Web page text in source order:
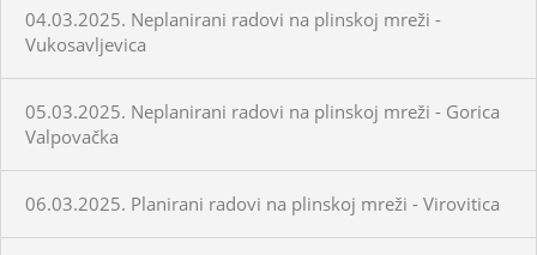
04.03.2025. Neplanirani radovi na plinskoj mreži -
Vukosavljevica
05.03.2025. Neplanirani radovi na plinskoj mreži - Gorica
Valpovačka
06.03.2025. Planirani radovi na plinskoj mreži - Virovitica